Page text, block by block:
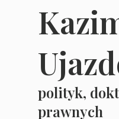
polityk,
prawnych